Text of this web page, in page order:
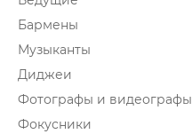
Бармены
Музыканты
Диджеи
Фотографы и видеографы
Фокусники